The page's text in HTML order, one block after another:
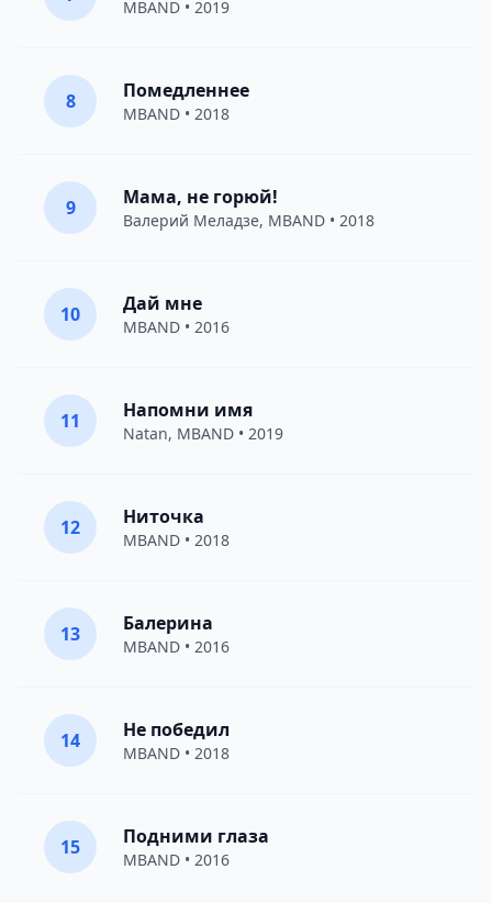
MBAND • 2019
8 Помедленнее
MBAND • 2018
9 Мама, не горюй!
Валерий Меладзе, MBAND • 2018
10 Дай мне
MBAND • 2016
11 Напомни имя
Natan, MBAND • 2019
12 Ниточка
MBAND • 2018
13 Балерина
MBAND • 2016
14 Не победил
MBAND • 2018
15 Подними глаза
MBAND • 2016